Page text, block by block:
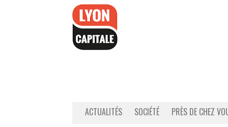
ACTUALITÉS SOCIÉTÉ PRÈS DE CHEZ